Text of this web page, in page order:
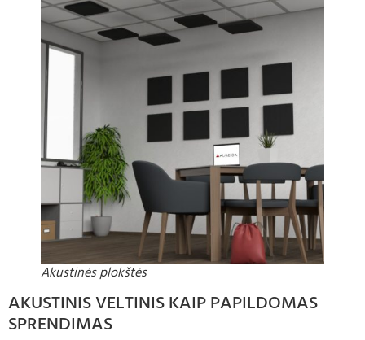
Akustinės plokštės
AKUSTINIS VELTINIS KAIP PAPILDOMAS
SPRENDIMAS